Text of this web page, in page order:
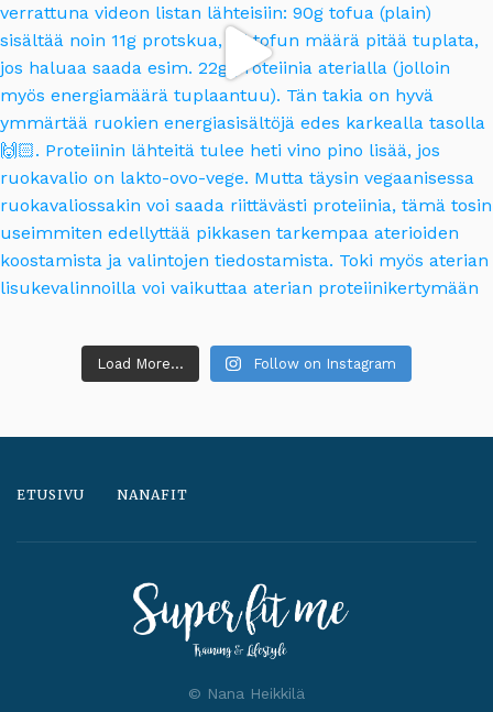
Load More... Follow on Instagram
ETUSIVU NANAFIT
© Nana Heikkilä